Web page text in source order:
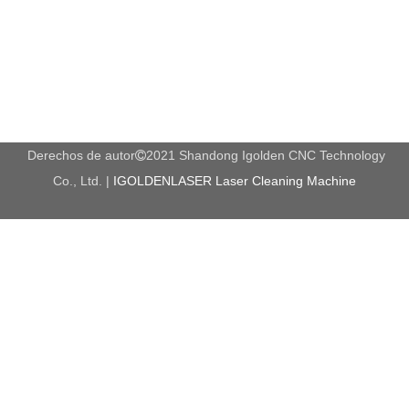
Derechos de autor2021 Shandong Igolden CNC Technology
Co., Ltd. | IGOLDENLASER Laser Cleaning Machine